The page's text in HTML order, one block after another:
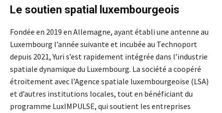
Le soutien spatial luxembourgeois
Fondée en 2019 en Allemagne, ayant établi une antenne au
Luxembourg l’année suivante et incubée au Technoport
depuis 2021, Yuri s’est rapidement intégrée dans l’industrie
spatiale dynamique du Luxembourg. La société a coopéré
étroitement avec l’Agence spatiale luxembourgeoise (LSA)
et d’autres institutions locales, tout en bénéficiant du
programme LuxIMPULSE, qui soutient les entreprises